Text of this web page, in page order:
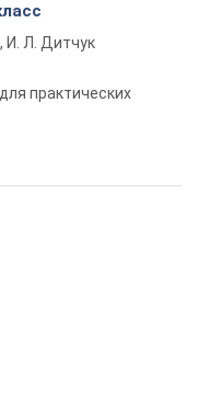
И. Л. Дитчук
практических